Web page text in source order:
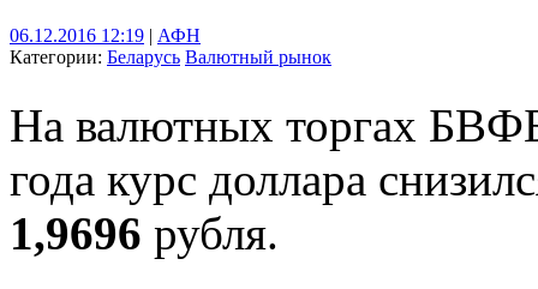
06.12.2016 12:19 | АФН
Категории: Беларусь Валютный рынок
На валютных торгах
года курс доллара
1,9696 рубля.